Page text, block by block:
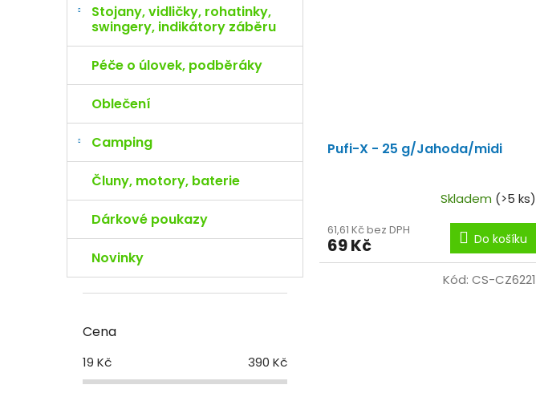
Stojany, vidličky, rohatinky,
swingery, indikátory záběru
Péče o úlovek, podběráky
Oblečení
Camping
Čluny, motory, baterie
Dárkové poukazy
Novinky
Cena
19 Kč 390 Kč
Pufi-X - 25 g/Jahoda/midi
Skladem (>5 ks)
61,61 Kč bez DPH
69 Kč Do košíku
Kód: CS-CZ6221